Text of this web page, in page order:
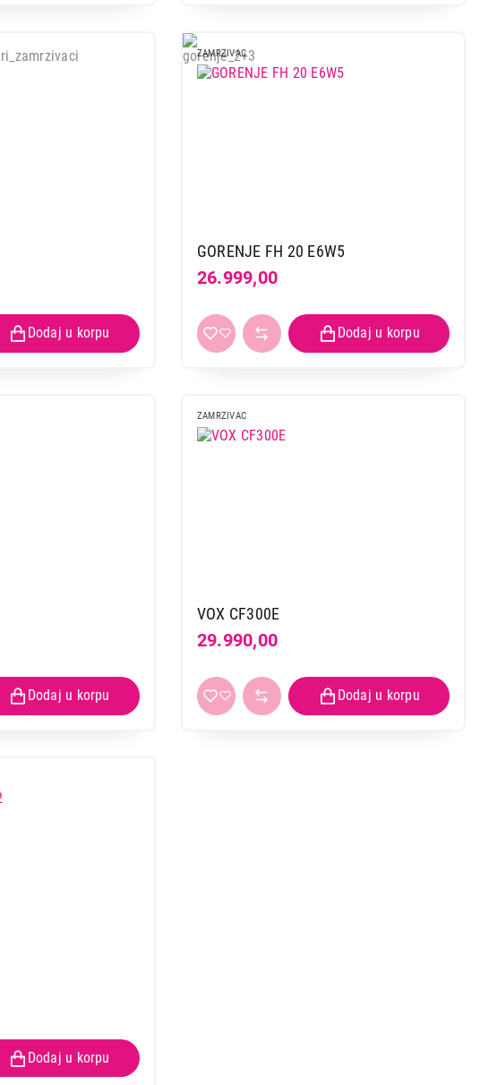
ZAMRZIVAC
GORENJE FH 20 E6W5
26.999,00
ZAMRZIVAC
VOX CF300E
29.990,00
Završi kupovinu